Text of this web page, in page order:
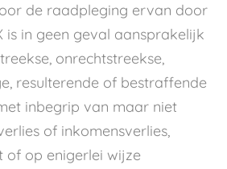
de raadpleging ervan door
is in geen geval aansprakelijk
onrechtstreekse,
resulterende of bestraffende
inbegrip van maar niet
of inkomensverlies,
of op enigerlei wijze